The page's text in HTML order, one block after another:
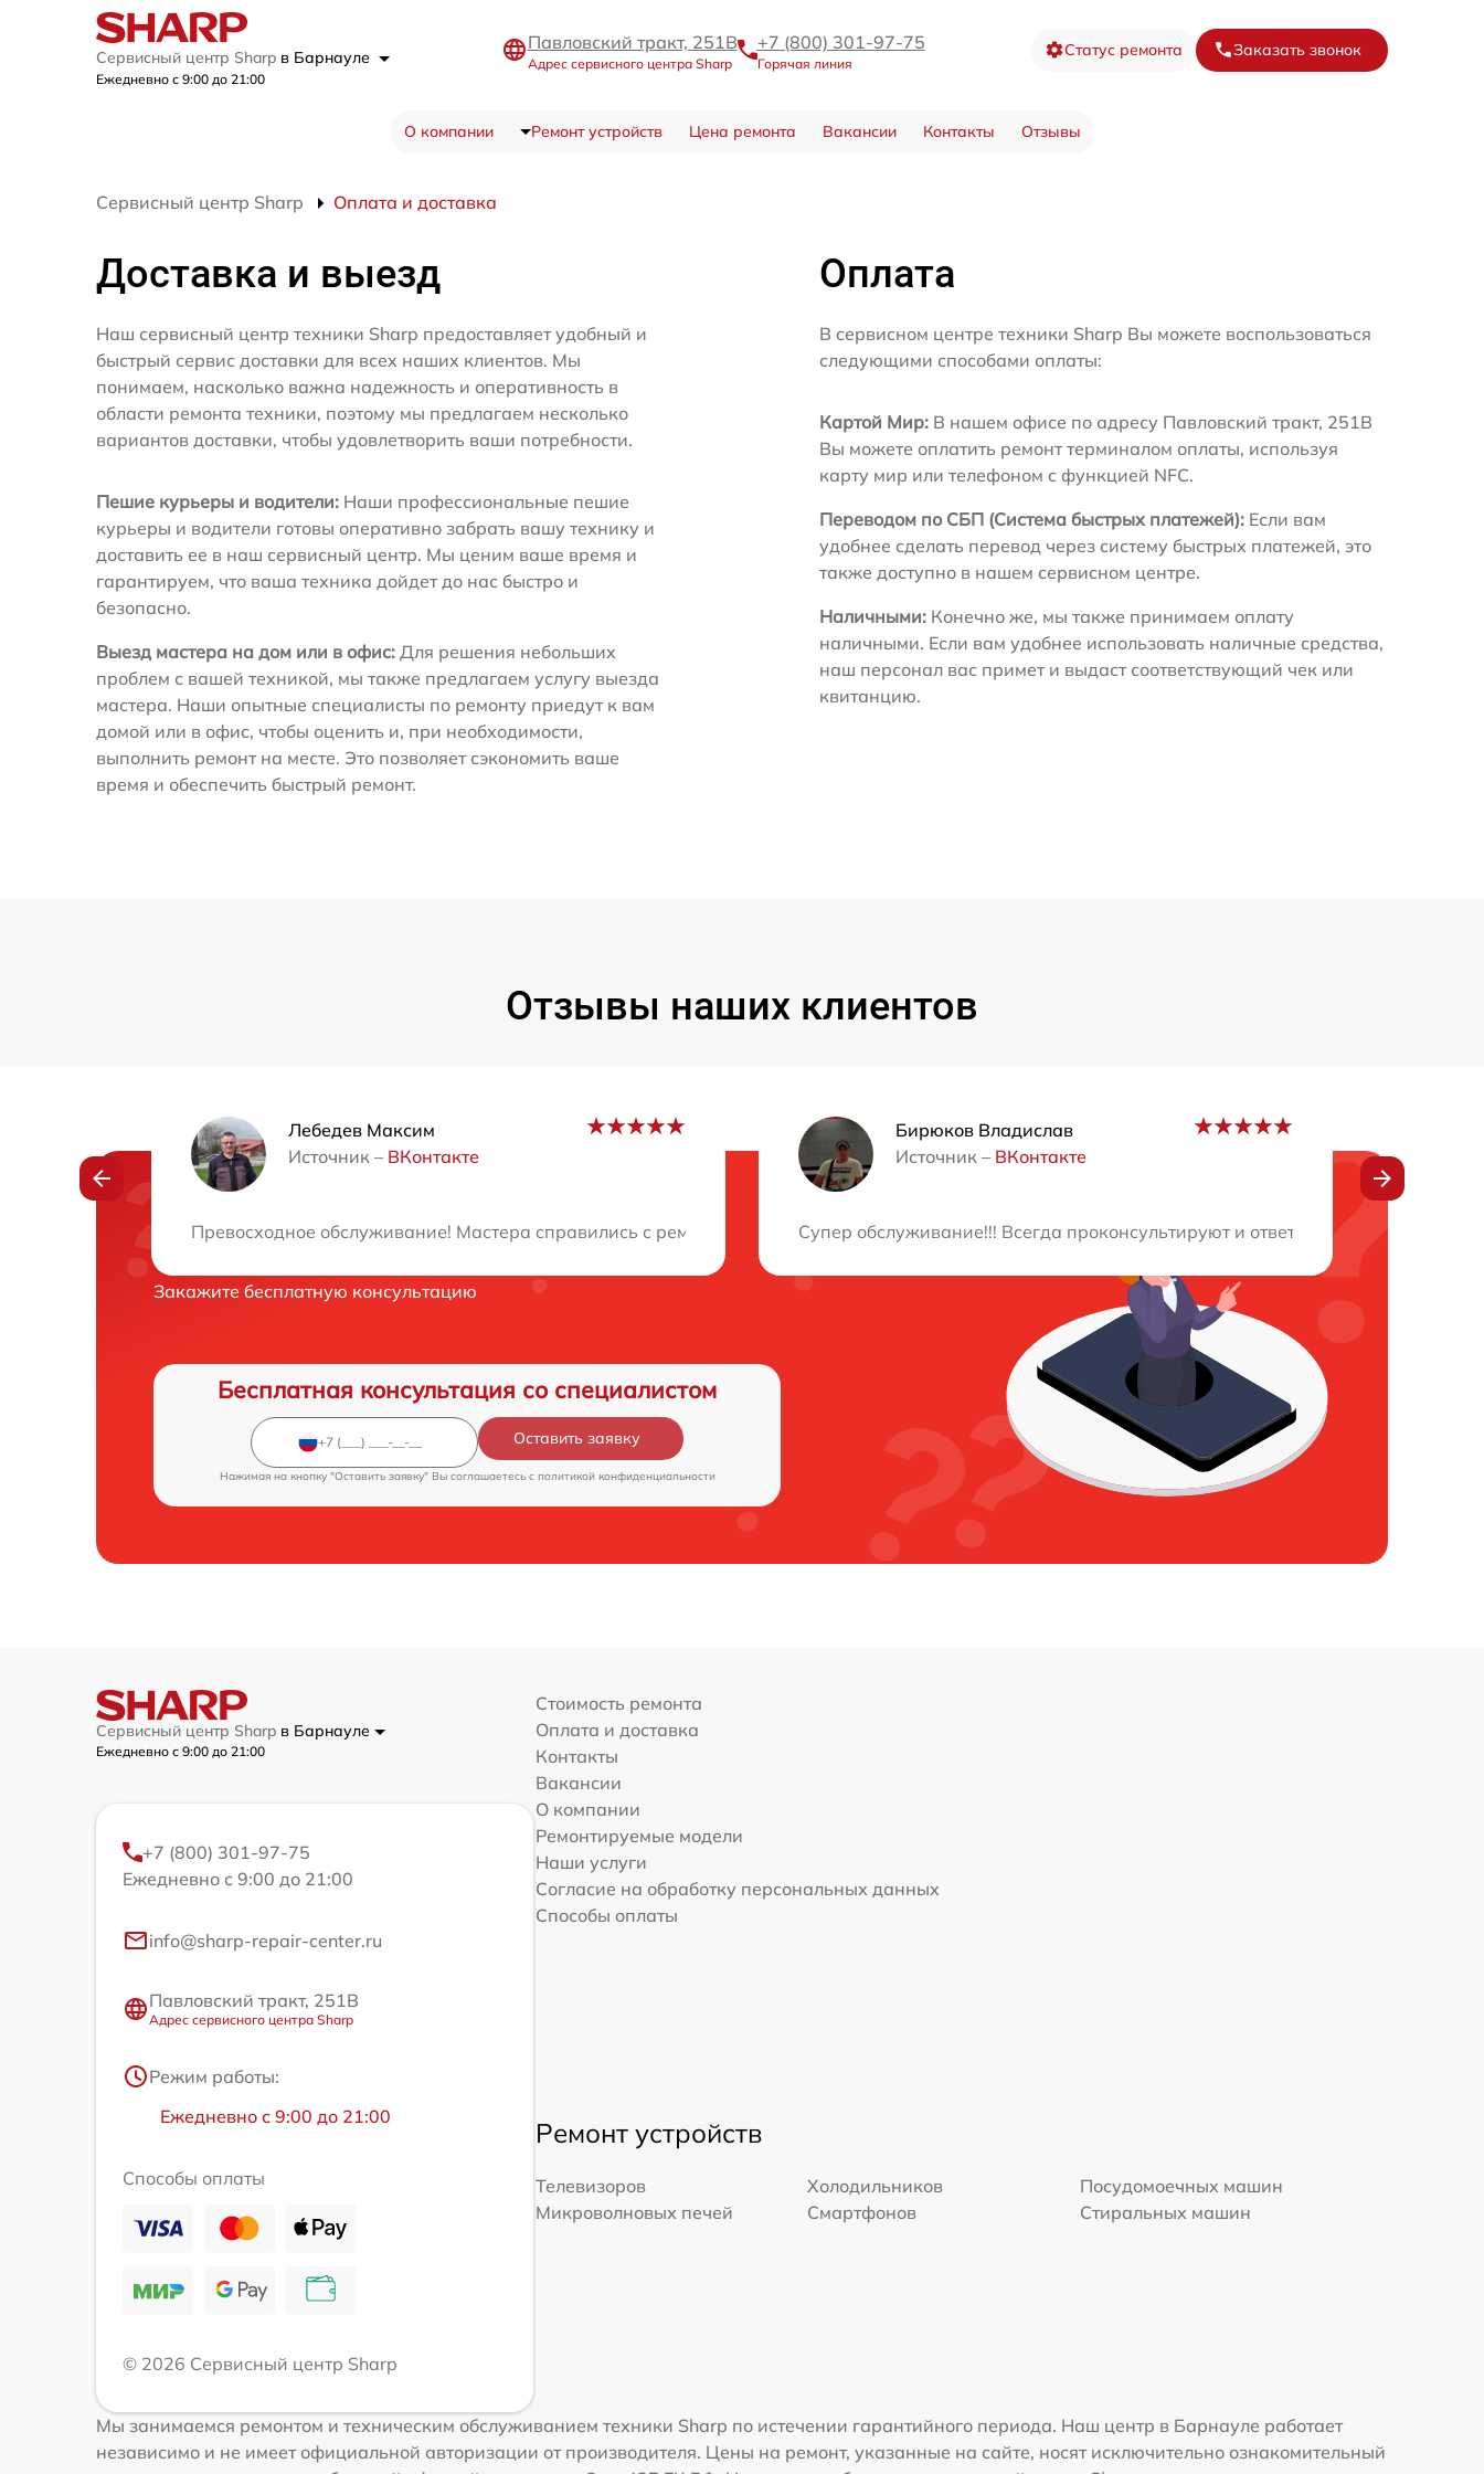
Сервисный центр Sharp в Барнауле
Ежедневно с 9:00 до 21:00
Павловский тракт, 251В
Адрес сервисного центра Sharp
+7 (800) 301-97-75
Горячая линия
Статус ремонта Заказать звонок
О компании Ремонт устройств Цена ремонта Вакансии Контакты Отзывы
Сервисный центр Sharp Оплата и доставка
Доставка и выезд
Наш сервисный центр техники Sharp предоставляет удобный и
быстрый сервис доставки для всех наших клиентов. Мы
понимаем, насколько важна надежность и оперативность в
области ремонта техники, поэтому мы предлагаем несколько
вариантов доставки, чтобы удовлетворить ваши потребности.
Пешие курьеры и водители: Наши профессиональные пешие
курьеры и водители готовы оперативно забрать вашу технику и
доставить ее в наш сервисный центр. Мы ценим ваше время и
гарантируем, что ваша техника дойдет до нас быстро и
безопасно.
Выезд мастера на дом или в офис: Для решения небольших
проблем с вашей техникой, мы также предлагаем услугу выезда
мастера. Наши опытные специалисты по ремонту приедут к вам
домой или в офис, чтобы оценить и, при необходимости,
выполнить ремонт на месте. Это позволяет сэкономить ваше
время и обеспечить быстрый ремонт.
Оплата
В сервисном центре техники Sharp Вы можете воспользоваться
следующими способами оплаты:
Картой Мир: В нашем офисе по адресу Павловский тракт, 251В
Вы можете оплатить ремонт терминалом оплаты, используя
карту мир или телефоном с функцией NFC.
Переводом по СБП (Система быстрых платежей): Если вам
удобнее сделать перевод через систему быстрых платежей, это
также доступно в нашем сервисном центре.
Наличными: Конечно же, мы также принимаем оплату
наличными. Если вам удобнее использовать наличные средства,
наш персонал вас примет и выдаст соответствующий чек или
квитанцию.
Отзывы наших клиентов
Лебедев Максим
Источник – ВКонтакте
Превосходное обслуживание! Мастера справились с ремонтом быстро и качественно, не упуская из виду ни одной детали. Получил
Бирюков Владислав
Источник – ВКонтакте
Супер обслуживание!!! Всегда проконсультируют и ответят на все
Нужна консультация?
Закажите бесплатную консультацию
Бесплатная консультация со специалистом
Оставить заявку
Нажимая на кнопку "Оставить заявку" Вы соглашаетесь c политикой конфиденциальности
Сервисный центр Sharp в Барнауле
Ежедневно с 9:00 до 21:00
+7 (800) 301-97-75
Ежедневно с 9:00 до 21:00
info@sharp-repair-center.ru
Павловский тракт, 251В
Адрес сервисного центра Sharp
Режим работы:
Ежедневно с 9:00 до 21:00
Способы оплаты
© 2026 Сервисный центр Sharp
Стоимость ремонта
Оплата и доставка
Контакты
Вакансии
О компании
Ремонтируемые модели
Наши услуги
Согласие на обработку персональных данных
Способы оплаты
Ремонт устройств
Телевизоров Холодильников
Посудомоечных машин
Микроволновых печей
Смартфонов Стиральных машин
Мы занимаемся ремонтом и техническим обслуживанием техники Sharp по истечении гарантийного периода. Наш центр в Барнауле работает
независимо и не имеет официальной авторизации от производителя. Цены на ремонт, указанные на сайте, носят исключительно ознакомительный